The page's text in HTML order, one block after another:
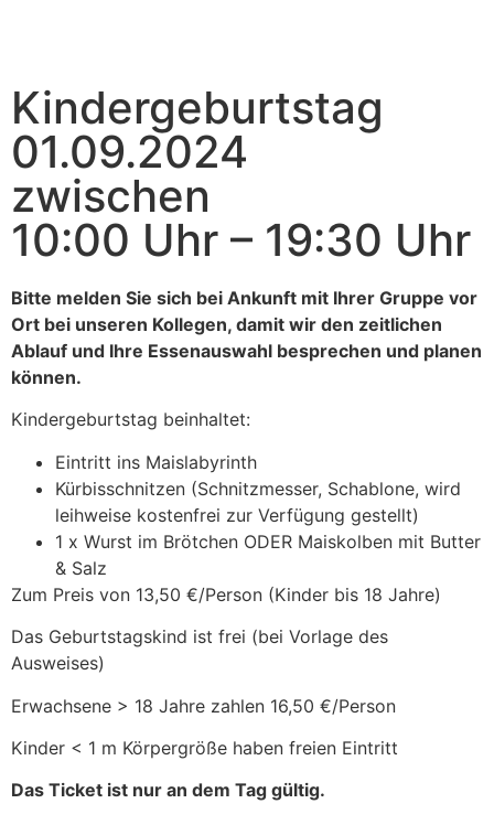
Kindergeburtstag
01.09.2024
zwischen
10:00 Uhr – 19:30 Uhr
Bitte melden Sie sich bei Ankunft mit Ihrer Gruppe vor
Ort bei unseren Kollegen, damit wir den zeitlichen
Ablauf und Ihre Essenauswahl besprechen und planen
können.
Kindergeburtstag beinhaltet:
Eintritt ins Maislabyrinth
Kürbisschnitzen (Schnitzmesser, Schablone, wird
leihweise kostenfrei zur Verfügung gestellt)
1 x Wurst im Brötchen ODER Maiskolben mit Butter
& Salz
Zum Preis von 13,50 €/Person (Kinder bis 18 Jahre)
Das Geburtstagskind ist frei (bei Vorlage des
Ausweises)
Erwachsene > 18 Jahre zahlen 16,50 €/Person
Kinder < 1 m Körpergröße haben freien Eintritt
Das Ticket ist nur an dem Tag gültig.